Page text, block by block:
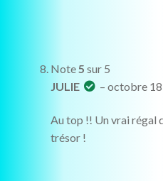
Note5 sur 5
JULIE
– octobre
Au top !! Un vrai régal
trésor !